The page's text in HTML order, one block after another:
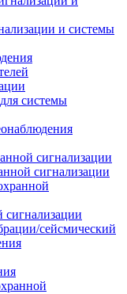
и системы
системы
сигнализации
сигнализации
сигнализации
сейсмический